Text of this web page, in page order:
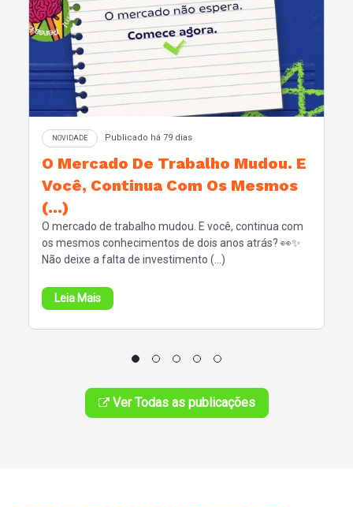
NOVIDADE Publicado há 79 dias
O Mercado De Trabalho Mudou. E
Você, Continua Com Os Mesmos
(...)
O mercado de trabalho mudou. E você, continua com
os mesmos conhecimentos de dois anos atrás? 👀✨
Não deixe a falta de investimento (...)
Leia Mais
Ver Todas as publicações